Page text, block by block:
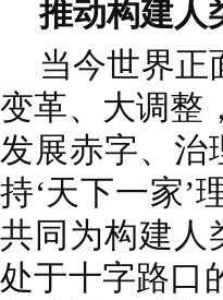
推动构建人
当今世界正
变革、大调整
发展赤字、治
持‘天下一家’
共同为构建人
处于十字路口